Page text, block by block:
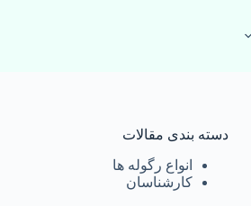
دسته بندی مقالات
انواع رگوله ها
کارشناسان